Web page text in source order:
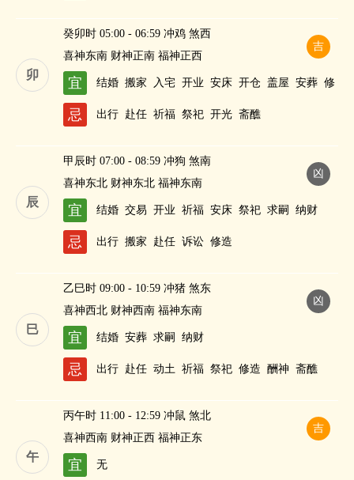
卯
吉
癸卯时 05:00 - 06:59 冲鸡 煞西
喜神东南 财神正南 福神正西
宜 结婚 搬家 入宅 开业 安床 开仓 盖屋 安葬 修
造
求嗣 纳财
忌 出行 赴任 祈福 祭祀 开光 斋醮
辰
凶
甲辰时 07:00 - 08:59 冲狗 煞南
喜神东北 财神东北 福神东南
宜 结婚 交易 开业 祈福 安床 祭祀 求嗣 纳财
忌 出行 搬家 赴任 诉讼 修造
巳
凶
乙巳时 09:00 - 10:59 冲猪 煞东
喜神西北 财神西南 福神东南
宜 结婚 安葬 求嗣 纳财
忌 出行 赴任 动土 祈福 祭祀 修造 酬神 斋醮
午
吉
丙午时 11:00 - 12:59 冲鼠 煞北
喜神西南 财神正西 福神正东
宜 无